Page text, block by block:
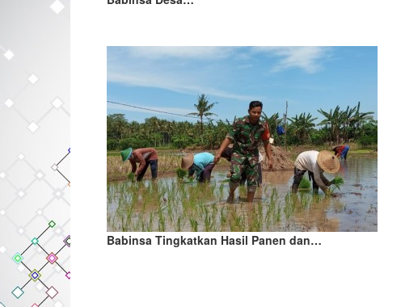
Babinsa Tingkatkan Hasil Panen dan…